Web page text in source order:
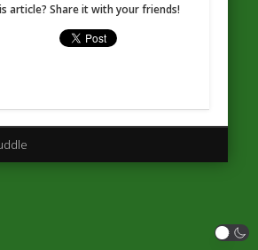
article? Share it with your friends!